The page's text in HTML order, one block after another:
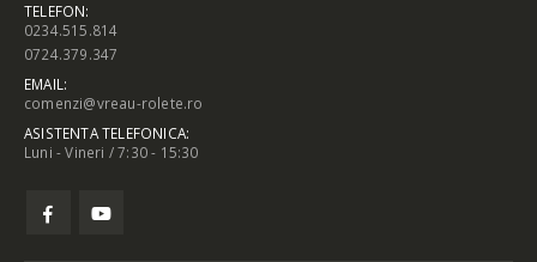
TELEFON:
0234.515.814
0724.379.347
EMAIL:
comenzi@vreau-rolete.ro
ASISTENTA TELEFONICA:
Luni - Vineri / 7:30 - 15:30